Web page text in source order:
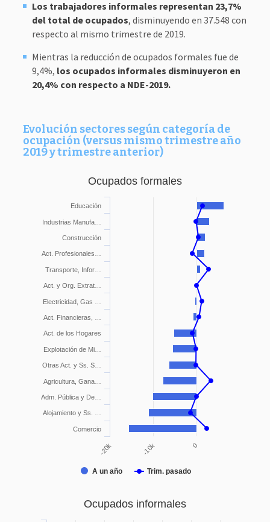
Los trabajadores informales representan 23,7%
del total de ocupados, disminuyendo en 37.548 con
respecto al mismo trimestre de 2019.
Mientras la reducción de ocupados formales fue de
9,4%, los ocupados informales disminuyeron en
20,4% con respecto a NDE-2019.
Evolución sectores según categoría de
ocupación (versus mismo trimestre año
2019 y trimestre anterior)
Ocupados formales
A un año Trim. pasado
Educación
Industrias Manufa…
Construcción
Act. Profesionales…
Transporte, Infor…
Act. y Org. Extrat…
Electricidad, Gas …
Act. Financieras, …
Act. de los Hogares
Explotación de Mi…
Otras Act. y Ss. S…
Agricultura, Gana…
Adm. Pública y De…
Alojamiento y Ss. …
Comercio
-20k -10k 0
Ocupados informales